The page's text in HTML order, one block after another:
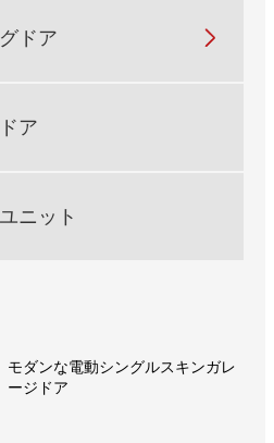
ドア 
ア
ニット
モダンな電動シングルスキンガレ
ージドア